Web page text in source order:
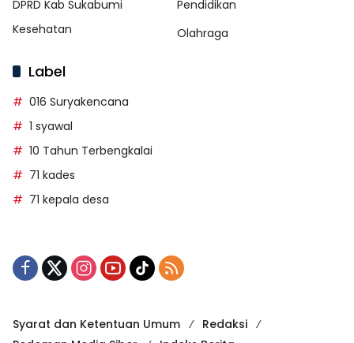
DPRD Kab Sukabumi
Pendidikan
Kesehatan
Olahraga
Label
016 Suryakencana
1 syawal
10 Tahun Terbengkalai
71 kades
71 kepala desa
Syarat dan Ketentuan Umum
Redaksi